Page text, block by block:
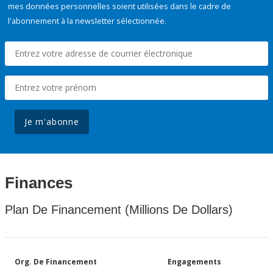
mes données personnelles soient utilisées dans le cadre de
l'abonnement à la newsletter sélectionnée.
Je m'abonne
Finances
Plan De Financement (Millions De Dollars)
Org. De Financement Engagements